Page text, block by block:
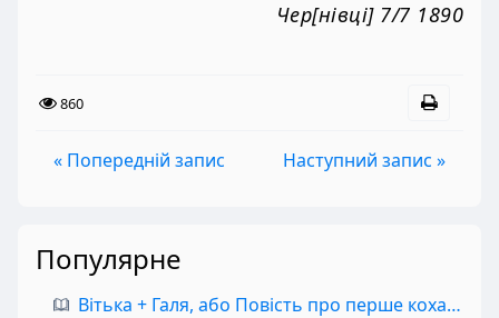
Чер[нівці] 7/7 1890
860
« Попередній запис Наступний запис »
Популярне
Вітька + Галя, або Повість про перше кохання